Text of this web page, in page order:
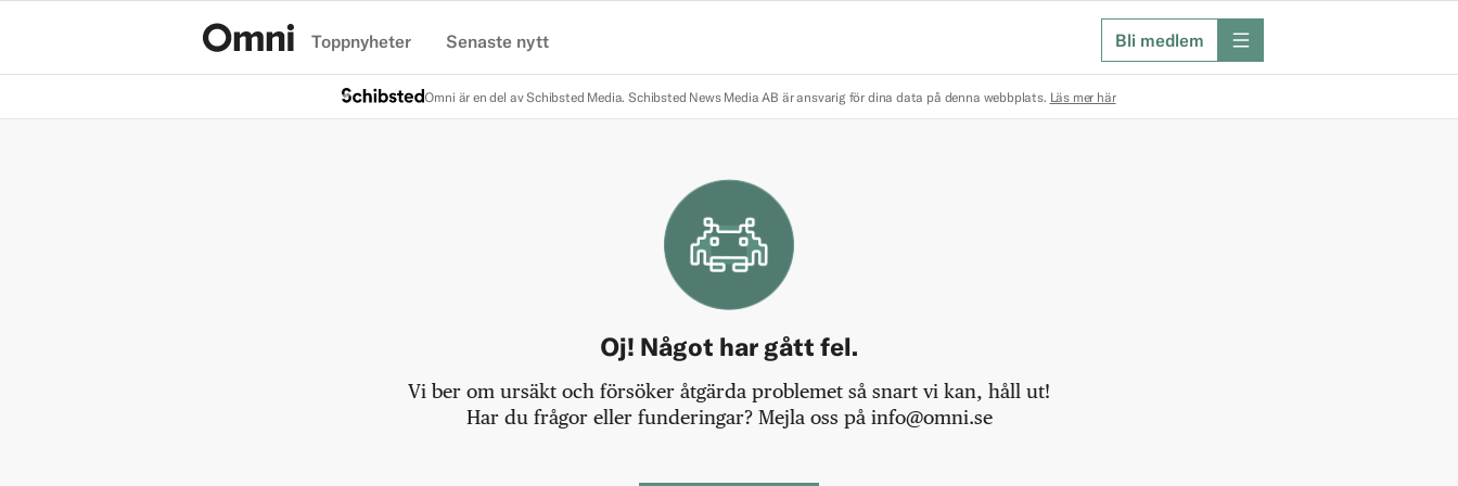
Toppnyheter Senaste nytt Bli medlem meny
Omni är en del av Schibsted Media. Schibsted News Media AB är ansvarig för dina data på denna webbplats. Läs mer här
Oj! Något har gått fel.
Vi ber om ursäkt och försöker åtgärda problemet så snart vi kan, håll ut!
Har du frågor eller funderingar? Mejla oss på info@omni.se